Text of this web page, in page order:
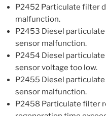
P2452 Particulate filter
malfunction.
P2453 Diesel
sensor malfunction.
P2454 Diesel
sensor voltage too low.
P2455 Diesel
sensor malfunction.
P2458 Particulate filter